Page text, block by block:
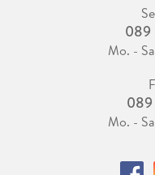
089
Mo. -
089
Mo. -